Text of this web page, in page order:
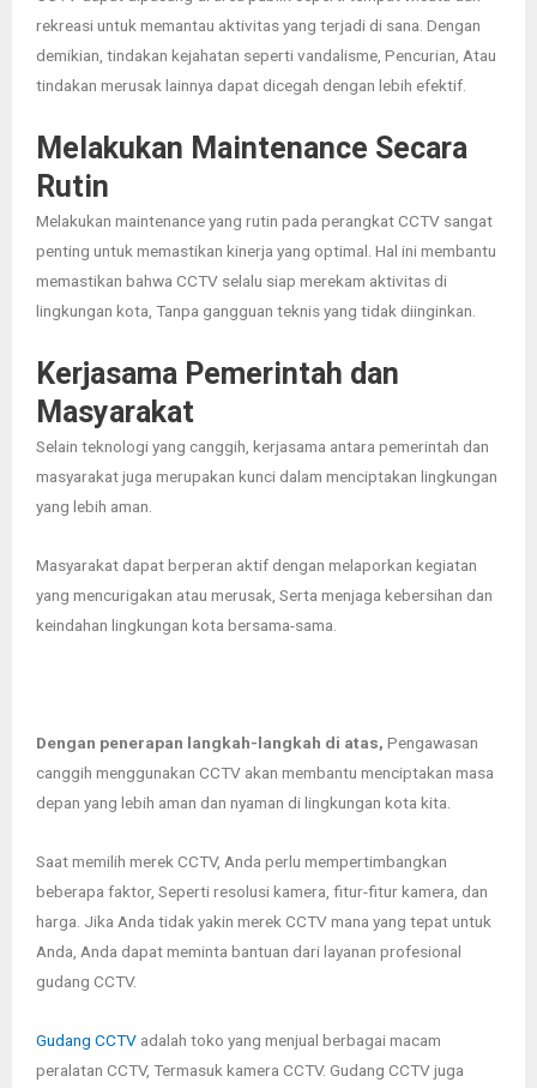
rekreasi untuk memantau aktivitas yang terjadi di sana. Dengan
demikian, tindakan kejahatan seperti vandalisme, Pencurian, Atau
tindakan merusak lainnya dapat dicegah dengan lebih efektif.
Melakukan Maintenance Secara
Rutin
Melakukan maintenance yang rutin pada perangkat CCTV sangat
penting untuk memastikan kinerja yang optimal. Hal ini membantu
memastikan bahwa CCTV selalu siap merekam aktivitas di
lingkungan kota, Tanpa gangguan teknis yang tidak diinginkan.
Kerjasama Pemerintah dan
Masyarakat
Selain teknologi yang canggih, kerjasama antara pemerintah dan
masyarakat juga merupakan kunci dalam menciptakan lingkungan
yang lebih aman.
Masyarakat dapat berperan aktif dengan melaporkan kegiatan
yang mencurigakan atau merusak, Serta menjaga kebersihan dan
keindahan lingkungan kota bersama-sama.
Dengan penerapan langkah-langkah di atas, Pengawasan
canggih menggunakan CCTV akan membantu menciptakan masa
depan yang lebih aman dan nyaman di lingkungan kota kita.
Saat memilih merek CCTV, Anda perlu mempertimbangkan
beberapa faktor, Seperti resolusi kamera, fitur-fitur kamera, dan
harga. Jika Anda tidak yakin merek CCTV mana yang tepat untuk
Anda, Anda dapat meminta bantuan dari layanan profesional
gudang CCTV.
Gudang CCTV adalah toko yang menjual berbagai macam
peralatan CCTV, Termasuk kamera CCTV. Gudang CCTV juga